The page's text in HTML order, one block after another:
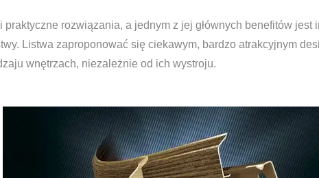
praktyczne rozwiązania, a jednym z jej głównych benefitów
Listwa zaproponować się ciekawym, bardzo atrakcyjnym
wnętrzach, niezależnie od ich wystroju.